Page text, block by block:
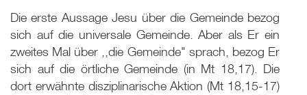
Die erste Aussage Jesu über die Gemeinde bezog
sich auf die universale Gemeinde. Aber als Er ein
zweites Mal über ,,die Gemeinde" sprach, bezog Er
sich auf die örtliche Gemeinde (in Mt 18,17). Die
dort erwähnte disziplinarische Aktion (Mt 18 ,15-17)